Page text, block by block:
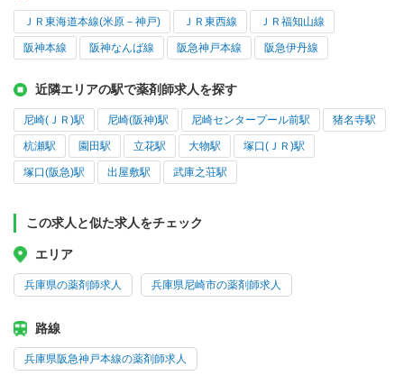
ＪＲ東海道本線(米原－神戸) ＪＲ東西線 ＪＲ福知山線
阪神本線 阪神なんば線 阪急神戸本線 阪急伊丹線
近隣エリアの駅で薬剤師求人を探す
尼崎(ＪＲ)駅 尼崎(阪神)駅 尼崎センタープール前駅 猪名寺駅
杭瀬駅 園田駅 立花駅 大物駅 塚口(ＪＲ)駅
塚口(阪急)駅 出屋敷駅 武庫之荘駅
この求人と似た求人をチェック
エリア
兵庫県の薬剤師求人 兵庫県尼崎市の薬剤師求人
路線
兵庫県阪急神戸本線の薬剤師求人